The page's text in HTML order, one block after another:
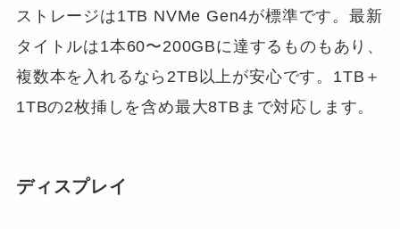
ストレージは1TB NVMe Gen4が標準です。最新
タイトルは1本60〜200GBに達するものもあり、
複数本を入れるなら2TB以上が安心です。1TB＋
1TBの2枚挿しを含め最大8TBまで対応します。
ディスプレイ